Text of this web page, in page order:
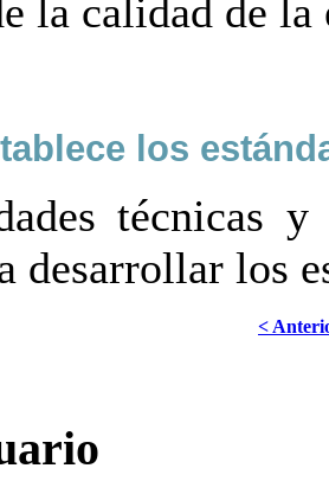
la calidad de la
los
técnicas
desarrollar los
<